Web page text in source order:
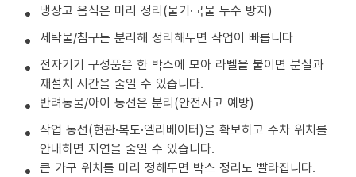
냉장고 음식은 미리 정리(물기·국물 누수 방지)
세탁물/침구는 분리해 정리해두면 작업이 빠릅니다
전자기기 구성품은 한 박스에 모아 라벨을 붙이면 분실과
재설치 시간을 줄일 수 있습니다.
반려동물/아이 동선은 분리(안전사고 예방)
작업 동선(현관·복도·엘리베이터)을 확보하고 주차 위치를
안내하면 지연을 줄일 수 있습니다.
큰 가구 위치를 미리 정해두면 박스 정리도 빨라집니다.